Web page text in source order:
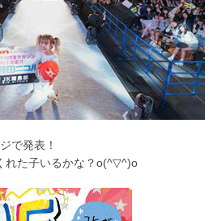
で発表！
れた子いるかな？o(^▽^)o